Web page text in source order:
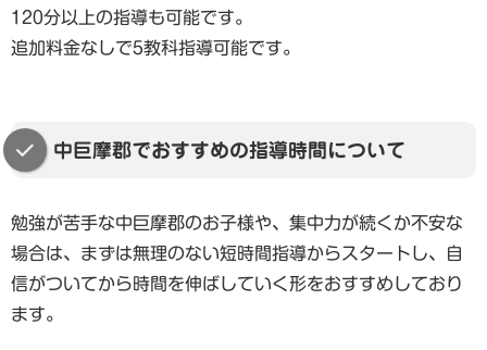
120分以上の指導も可能です。
追加料金なしで5教科指導可能です。
中巨摩郡でおすすめの指導時間について
勉強が苦手な中巨摩郡のお子様や、集中力が続くか不安な
場合は、まずは無理のない短時間指導からスタートし、自
信がついてから時間を伸ばしていく形をおすすめしており
ます。